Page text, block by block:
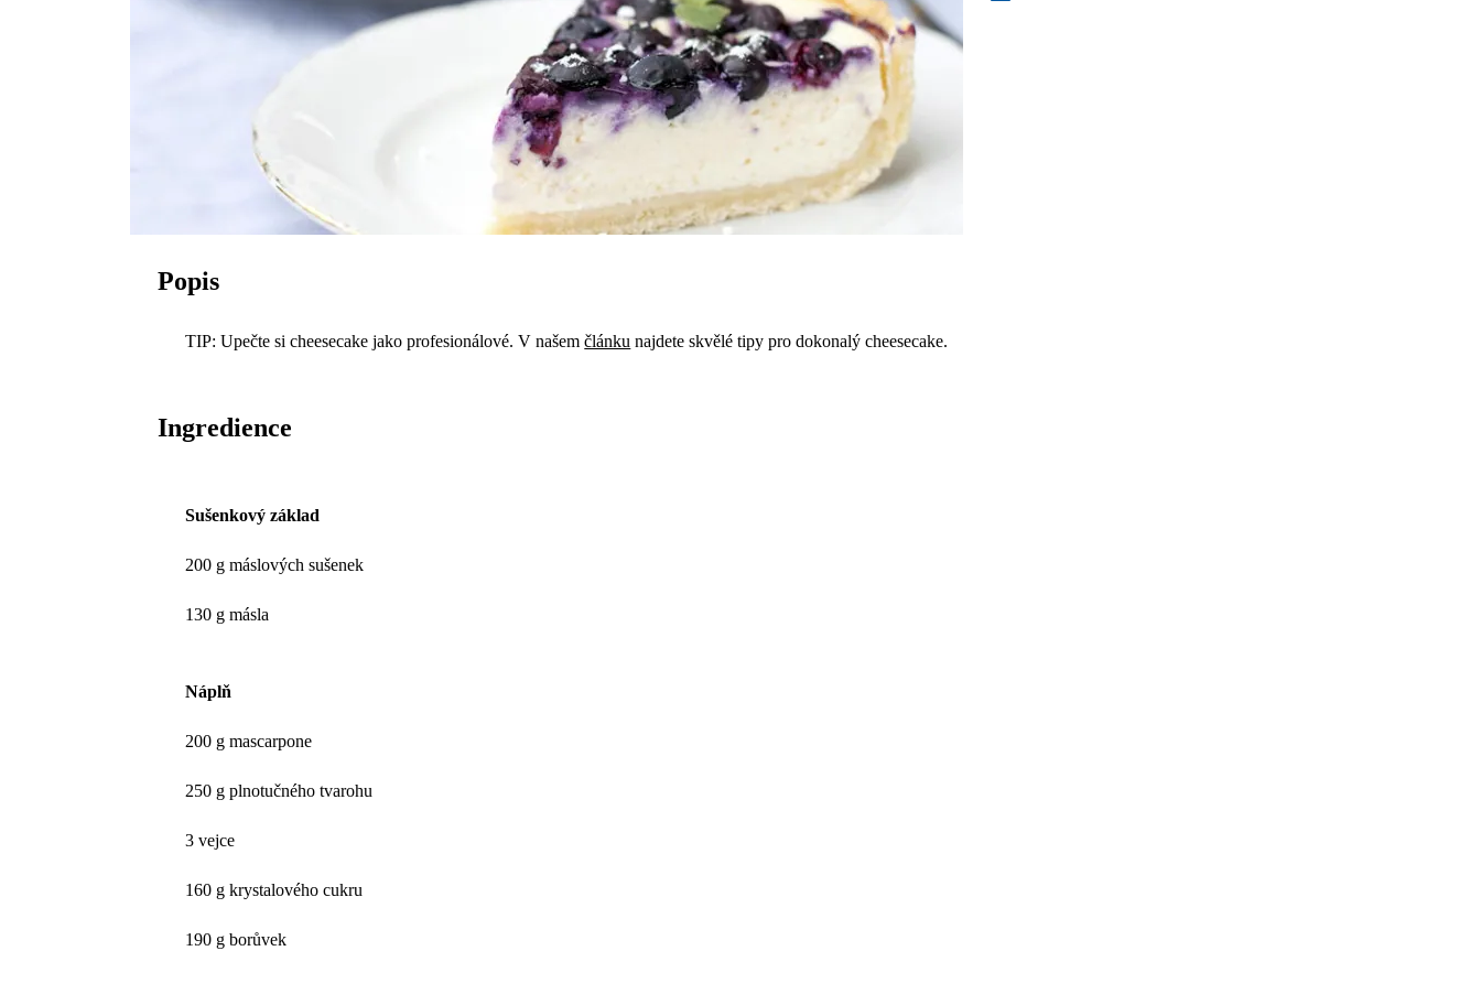
Popis
TIP: Upečte si cheesecake jako profesionálové. V našemčlánku najdete skvělé tipy pro dokonalý cheesecake.
Ingredience
Sušenkový základ
200 g máslových sušenek
130 g másla
Náplň
200 g mascarpone
250 g plnotučného tvarohu
3 vejce
160 g krystalového cukru
190 g borůvek